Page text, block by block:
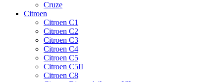
Cruze
Citroen
Citroen C1
Citroen C2
Citroen C3
Citroen C4
Citroen C5
Citroen C5II
Citroen C8